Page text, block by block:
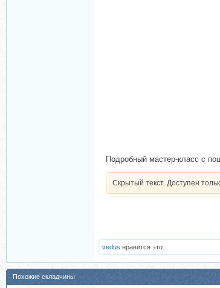
Подробный мастер-класс с
Скрытый текст. Доступен
vedus нравится это.
Похожие складчины